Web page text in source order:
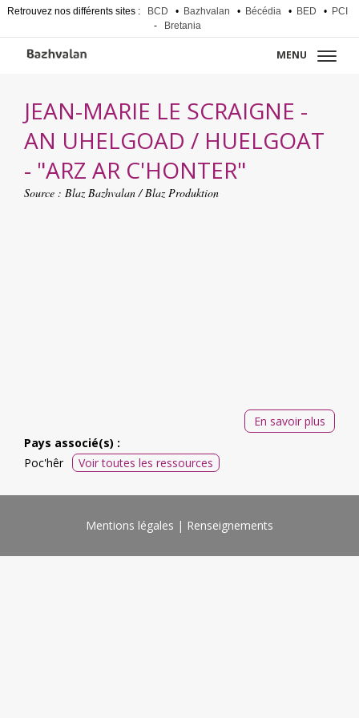
Retrouvez nos différents sites : BCD • Bazhvalan • Bécédia • BED •
PCI
-
Bretania
MENU
JEAN-MARIE LE SCRAIGNE -
AN UHELGOAD / HUELGOAT
- "ARZ AR C'HONTER"
Source : Blaz Bazhvalan / Blaz Produktion
En savoir plus
Pays associé(s) :
Poc'hêr
Voir toutes les ressources
Mentions légales Renseignements